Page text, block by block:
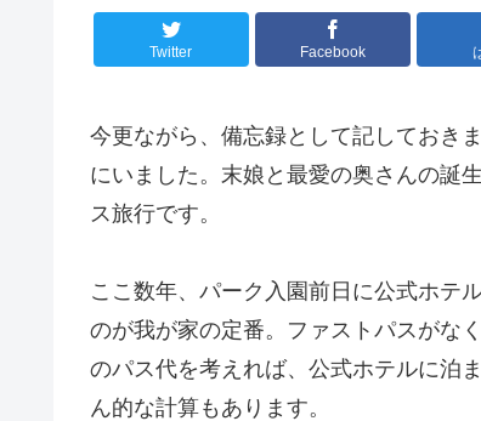
Twitter Facebook
今更ながら、備忘録として記しておき
にいました。末娘と最愛の奥さんの誕
ス旅行です。
ここ数年、パーク入園前日に公式ホテ
のが我が家の定番。ファストパスがな
のパス代を考えれば、公式ホテルに泊
ん的な計算もあります。